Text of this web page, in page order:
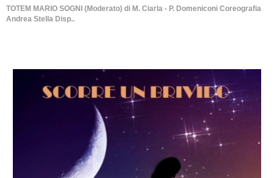
TOTEM MARIO SOGNI (Moderato) di M. Ciarla - P. Domeniconi Coreografia
Andrea Stella Disp..